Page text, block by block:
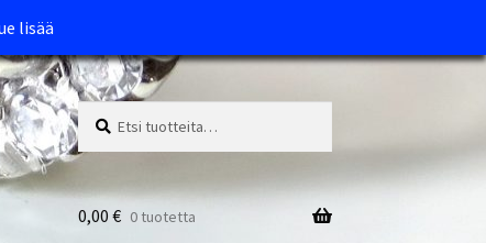
lisää
Etsi:
Haku
0,00 € 0 tuotetta